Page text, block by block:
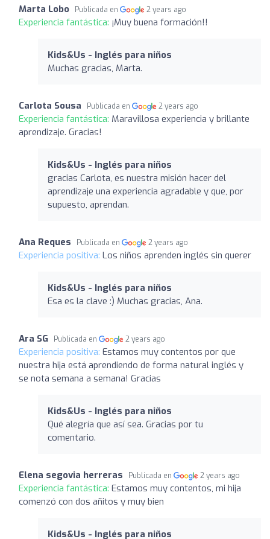
Marta Lobo Publicada en 2 years ago
Experiencia fantástica: ¡Muy buena formación!!
Kids&Us - Inglés para niños
Muchas gracias, Marta.
Carlota Sousa Publicada en 2 years ago
Experiencia fantástica: Maravillosa experiencia y brillante
aprendizaje. Gracias!
Kids&Us - Inglés para niños
gracias Carlota, es nuestra misión hacer del
aprendizaje una experiencia agradable y que, por
supuesto, aprendan.
Ana Reques Publicada en 2 years ago
Experiencia positiva: Los niños aprenden inglés sin querer
Kids&Us - Inglés para niños
Esa es la clave :) Muchas gracias, Ana.
Ara SG Publicada en 2 years ago
Experiencia positiva: Estamos muy contentos por que
nuestra hija está aprendiendo de forma natural inglés y
se nota semana a semana! Gracias
Kids&Us - Inglés para niños
Qué alegría que así sea. Gracias por tu
comentario.
Elena segovia herreras Publicada en 2 years ago
Experiencia fantástica: Estamos muy contentos, mi hija
comenzó con dos añitos y muy bien
Kids&Us - Inglés para niños